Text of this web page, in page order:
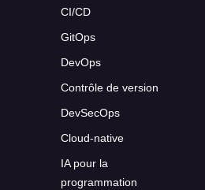
CI/CD
GitOps
DevOps
Contrôle de version
DevSecOps
Cloud-native
IA pour la
programmation